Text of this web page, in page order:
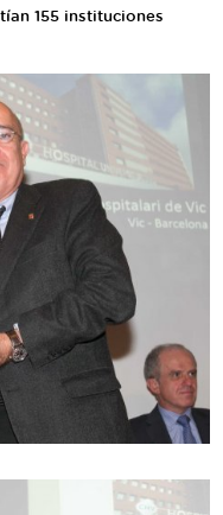
155 instituciones